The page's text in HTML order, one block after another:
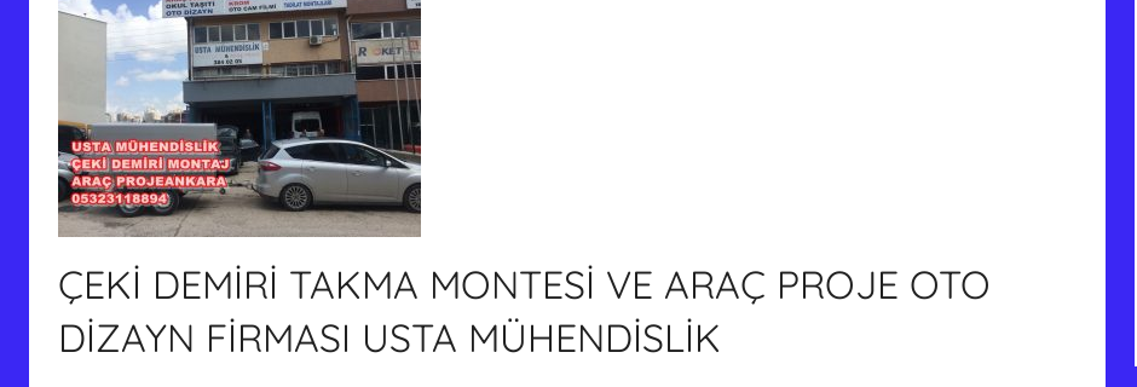
ÇEKİ DEMİRİ TAKMA MONTESİ VE ARAÇ PROJE OTO
DİZAYN FİRMASI USTA MÜHENDİSLİK